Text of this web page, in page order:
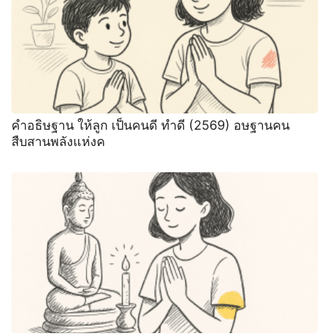
คำอธิษฐาน ให้ลูก เป็นคนดี ทำดี (2569) อษฐานคน
สืบสานพลังแห่งค